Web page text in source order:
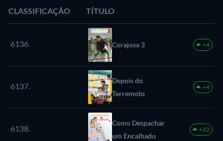
CLASSIFICAÇÃO TÍTULO
6136. Corajosa 3 +4
6137.
Depois do
Terremoto
+4
6138.
Como Despachar
um Encalhado
+22